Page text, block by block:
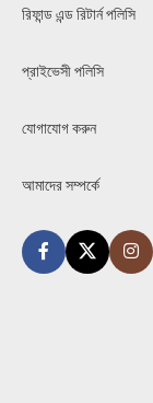
রিফান্ড এন্ড রিটার্ন পলিসি
প্রাইভেসী পলিসি
যোগাযোগ করুন
আমাদের সম্পর্কে